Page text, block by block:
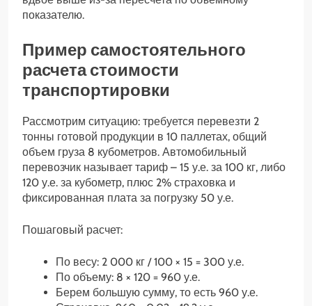
показателю.
Пример самостоятельного
расчета стоимости
транспортировки
Рассмотрим ситуацию: требуется перевезти 2
тонны готовой продукции в 10 паллетах, общий
объем груза 8 кубометров. Автомобильный
перевозчик называет тариф – 15 у.е. за 100 кг, либо
120 у.е. за кубометр, плюс 2% страховка и
фиксированная плата за погрузку 50 у.е.
Пошаговый расчет:
По весу: 2 000 кг / 100 × 15 = 300 у.е.
По объему: 8 × 120 = 960 у.е.
Берем большую сумму, то есть 960 у.е.